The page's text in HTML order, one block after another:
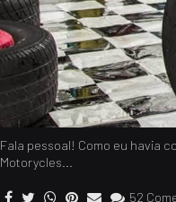
Fala pessoal! Como eu havia
Motorycles...
52